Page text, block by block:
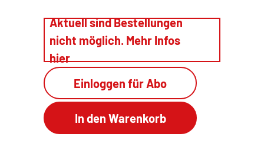
Aktuell sind Bestellungen
nicht möglich. Mehr Infos
hier
Einloggen für Abo